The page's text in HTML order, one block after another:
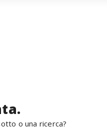
o una ricerca?